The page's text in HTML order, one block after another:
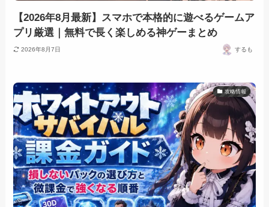
【2026年8月最新】スマホで本格的に遊べるゲームア
プリ厳選｜無料で長く楽しめる神ゲーまとめ
2026年8月7日 するも
攻略情報